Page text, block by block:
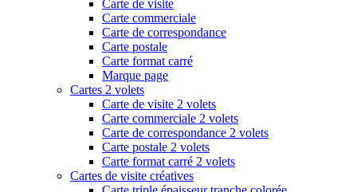
Carte de visite
Carte commerciale
Carte de correspondance
Carte postale
Carte format carré
Marque page
Cartes 2 volets
Carte de visite 2 volets
Carte commerciale 2 volets
Carte de correspondance 2 volets
Carte postale 2 volets
Carte format carré 2 volets
Cartes de visite créatives